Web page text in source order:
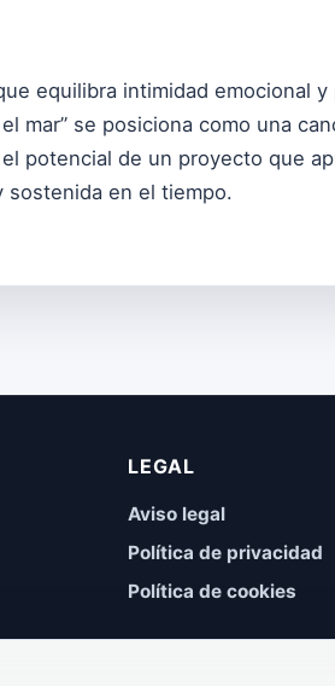
equilibra intimidad emocional
mar” se posiciona como una
potencial de un proyecto que
sostenida en el tiempo.
LEGAL
Aviso legal
Política de privacidad
Política de cookies